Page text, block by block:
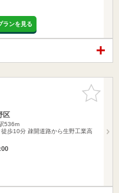
ランを見る
お気に入
りに追加
区
536m
歩10分 疎開道路から生野工業高